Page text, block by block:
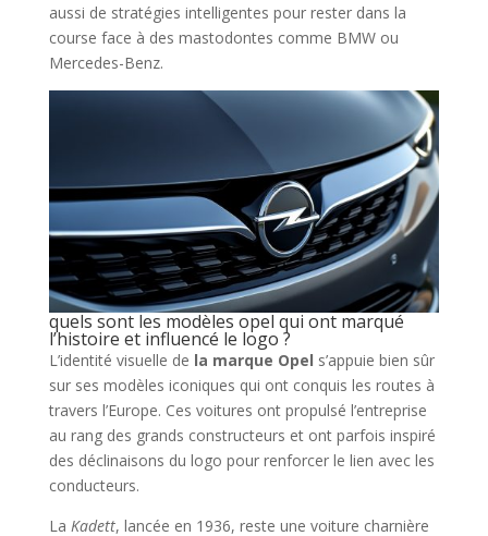
aussi de stratégies intelligentes pour rester dans la
course face à des mastodontes comme BMW ou
Mercedes-Benz.
quels sont les modèles opel qui ont marqué
l’histoire et influencé le logo ?
L’identité visuelle de la marque Opel s’appuie bien sûr
sur ses modèles iconiques qui ont conquis les routes à
travers l’Europe. Ces voitures ont propulsé l’entreprise
au rang des grands constructeurs et ont parfois inspiré
des déclinaisons du logo pour renforcer le lien avec les
conducteurs.
La Kadett, lancée en 1936, reste une voiture charnière